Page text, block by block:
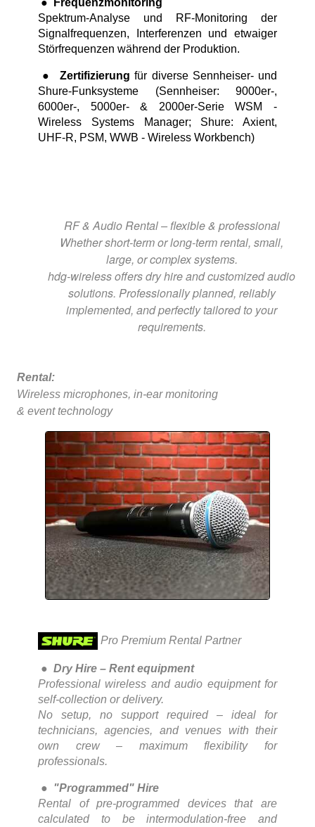
Spektrum-Analyse und RF-Monitoring der
Signalfrequenzen, Interferenzen und etwaiger
Störfrequenzen während der Produktion.
● Zertifizierung für diverse Sennheiser- und
Shure-Funksysteme (Sennheiser: 9000er-,
6000er-, 5000er- & 2000er-Serie WSM -
Wireless Systems Manager; Shure: Axient,
UHF-R, PSM, WWB - Wireless Workbench)
RF & Audio Rental – flexible & professional
Whether short-term or long-term rental, small,
large, or complex systems.
hdg-wireless offers dry hire and customized audio
solutions. Professionally planned, reliably
implemented, and perfectly tailored to your
requirements.
Rental:
Wireless microphones, in-ear monitoring
& event technology
Pro Premium Rental Partner
● Dry Hire – Rent equipment
Professional wireless and audio equipment for
self-collection or delivery.
No setup, no support required – ideal for
technicians, agencies, and venues with their
own crew – maximum flexibility for
professionals.
● "Programmed" Hire
Rental of pre-programmed devices that are
calculated to be intermodulation-free and